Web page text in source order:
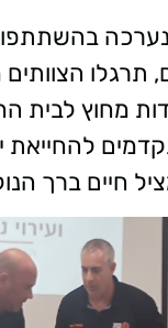
תרגלו הצוותים
מחוץ לבית
להחייאת
חיים ברך